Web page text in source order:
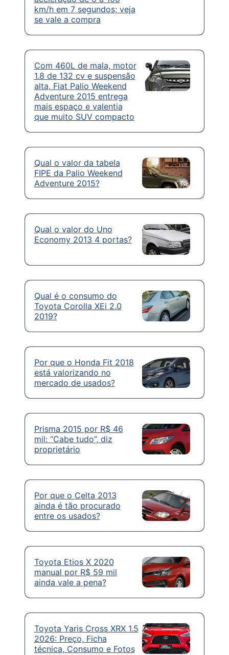
km/h em 7 segundos; veja
se vale a compra
Com 460L de mala, motor
1.8 de 132 cv e suspensão
alta, Fiat Palio Weekend
Adventure 2015 entrega
mais espaço e valentia
que muito SUV compacto
Qual o valor da tabela
FIPE da Palio Weekend
Adventure 2015?
Qual o valor do Uno
Economy 2013 4 portas?
Qual é o consumo do
Toyota Corolla XEi 2.0
2019?
Por que o Honda Fit 2018
está valorizando no
mercado de usados?
Prisma 2015 por R$ 46
mil: “Cabe tudo”, diz
proprietário
Por que o Celta 2013
ainda é tão procurado
entre os usados?
Toyota Etios X 2020
manual por R$ 59 mil
ainda vale a pena?
Toyota Yaris Cross XRX 1.5
2026: Preço, Ficha
técnica, Consumo e Fotos